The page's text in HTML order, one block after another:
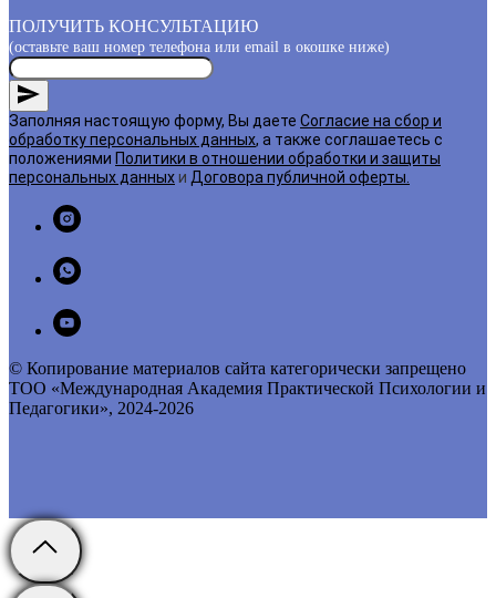
ПОЛУЧИТЬ КОНСУЛЬТАЦИЮ
(оставьте ваш номер телефона или email в окошке ниже)
Заполняя настоящую форму, Вы даете Согласие на сбор и
обработку персональных данных, а также соглашаетесь с
положениями Политики в отношении обработки и защиты
персональных данныхи Договора публичной оферты
© Копирование материалов сайта категорически запрещено
ТОО «Международная Академия Практической Психологии и
Педагогики», 2024-2026